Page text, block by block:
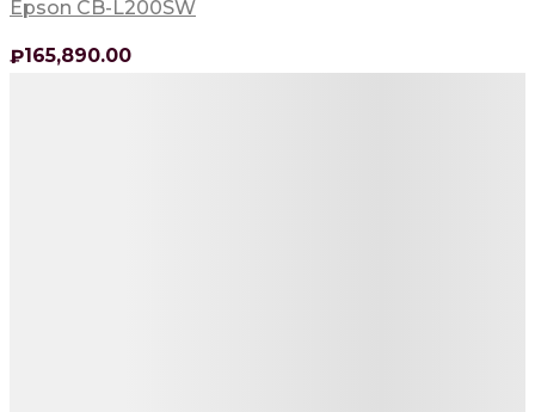
Epson CB-L200SW
₽165,890.00